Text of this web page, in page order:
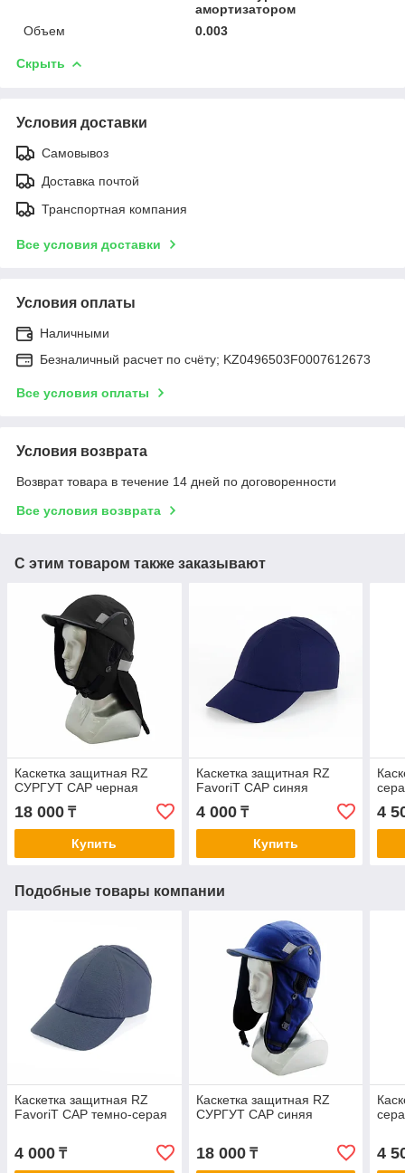
амортизатором
Объем
0.003
Скрыть
Условия доставки
Самовывоз
Доставка почтой
Транспортная компания
Все условия доставки
Условия оплаты
Наличными
Безналичный расчет по счёту; KZ0496503F0007612673
Все условия оплаты
Условия возврата
Возврат товара в течение 14 дней по договоренности
Все условия возврата
С этим товаром также заказывают
Каскетка защитная RZ
СУРГУТ CAP черная
18 000 ₸
Купить
Каскетка защитная RZ
FavoriT CAP синяя
4 000₸
Купить
4
Подобные товары компании
Каскетка защитная RZ
FavoriT CAP темно-серая
4 000 ₸
Каскетка защитная RZ
СУРГУТ CAP синяя
18 000₸ 4